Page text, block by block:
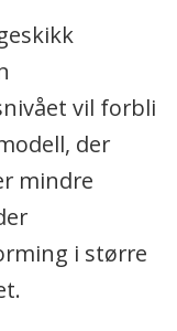
vil forbli
der
mindre
i større